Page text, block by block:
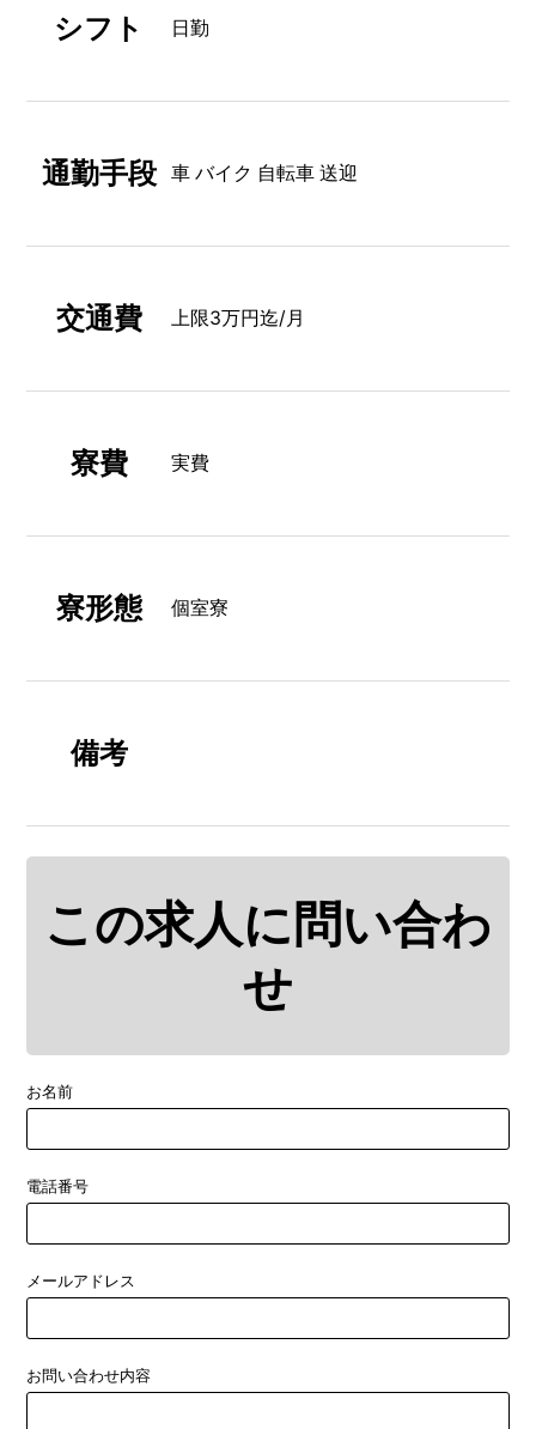
シフト 日勤
通勤手段 車 バイク 自転車 送迎
交通費 上限3万円迄/月
寮費 実費
寮形態 個室寮
備考
この求人に問い合わ
せ
お名前
電話番号
メールアドレス
お問い合わせ内容